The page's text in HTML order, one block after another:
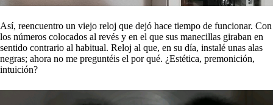
Así, reencuentro un viejo reloj que dejó hace tiempo de funcionar. Con
los números colocados al revés y en el que sus manecillas giraban en
sentido contrario al habitual. Reloj al que, en su día, instalé unas alas
negras; ahora no me preguntéis el por qué. ¿Estética, premonición,
intuición?